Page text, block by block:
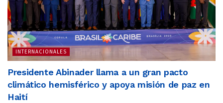
INTERNACIONALES
Presidente Abinader llama a un gran pacto
climático hemisférico y apoya misión de paz en
Haití